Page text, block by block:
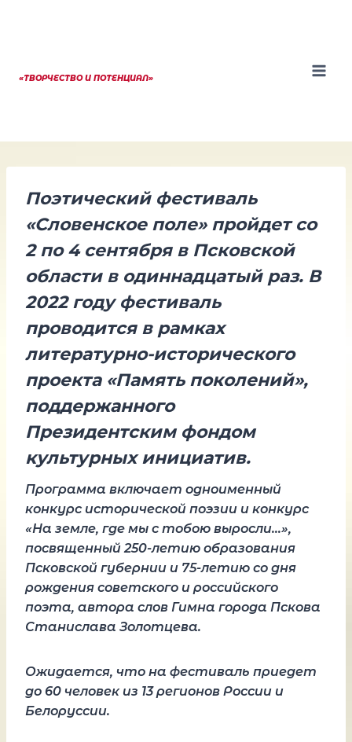
«ТВОРЧЕСТВО И ПОТЕНЦИАЛ»
Поэтический фестиваль
«Словенское поле» пройдет со
2 по 4 сентября в Псковской
области в одиннадцатый раз. В
2022 году фестиваль
проводится в рамках
литературно-исторического
проекта «Память поколений»,
поддержанного
Президентским фондом
культурных инициатив.
Программа включает одноименный
конкурс исторической поэзии и конкурс
«На земле, где мы с тобою выросли…»,
посвященный 250-летию образования
Псковской губернии и 75-летию со дня
рождения советского и российского
поэта, автора слов Гимна города Пскова
Станислава Золотцева.
Ожидается, что на фестиваль приедет
до 60 человек из 13 регионов России и
Белоруссии.